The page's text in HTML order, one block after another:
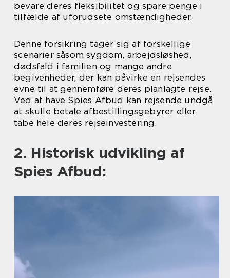
bevare deres fleksibilitet og spare penge i
tilfælde af uforudsete omstændigheder.
Denne forsikring tager sig af forskellige
scenarier såsom sygdom, arbejdsløshed,
dødsfald i familien og mange andre
begivenheder, der kan påvirke en rejsendes
evne til at gennemføre deres planlagte rejse.
Ved at have Spies Afbud kan rejsende undgå
at skulle betale afbestillingsgebyrer eller
tabe hele deres rejseinvestering.
2. Historisk udvikling af
Spies Afbud: